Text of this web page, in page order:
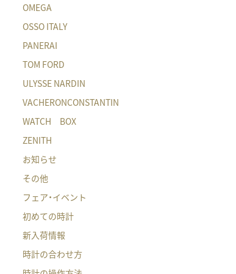
OMEGA
OSSO ITALY
PANERAI
TOM FORD
ULYSSE NARDIN
VACHERONCONSTANTIN
WATCH BOX
ZENITH
お知らせ
その他
フェア・イベント
初めての時計
新入荷情報
時計の合わせ方